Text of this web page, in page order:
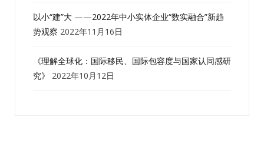
以小“建”大 ——2022年中小实体企业“数实融合”新趋
势观察 2022年11月16日
《理解全球化：国际移民、国际包容度与国家认同感研
究》
2022年10月12日